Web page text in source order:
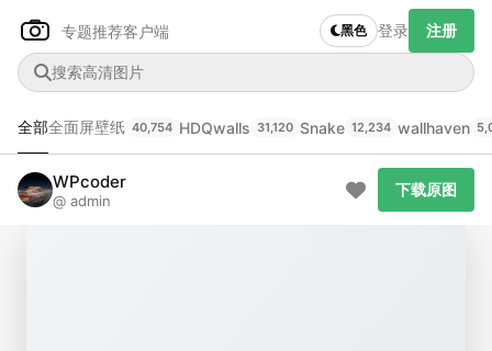
专题推荐客户端 黑色 登录 注册
全部全面屏壁纸 40,754 HDQwalls 31,120 Snake 12,234 wallhaven
WPcoder
@ admin
下载原图
Author Name 下载原图